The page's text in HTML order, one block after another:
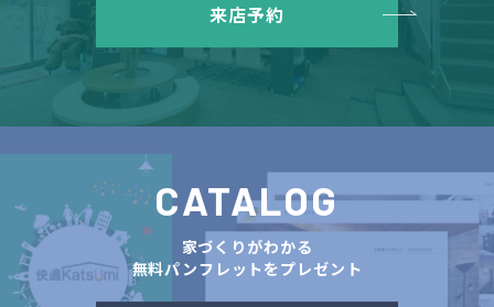
来店予約
CATALOG
家づくりがわかる
無料パンフレットをプレゼント